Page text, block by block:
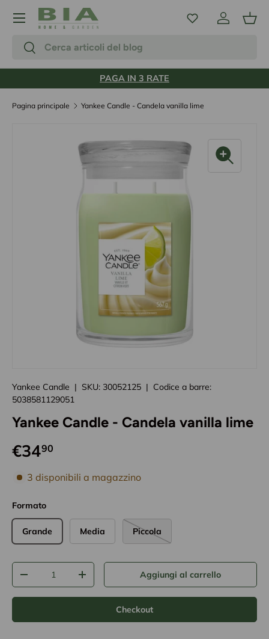
Passa ai contenuti
CercaCerca
Accedi
Menu
PAGA IN 3 RATE
Pagina principale Yankee Candle - Candela vanilla lime
Yankee Candle | SKU: 30052125 | Codice a barre:
5038581129051
Yankee Candle - Candela vanilla lime
€3490
disponibilità prodotto
3 disponibili a magazzino
Formato
Grande Media Piccola
Q.tà
-
+ Aggiungi al carrello
Checkout